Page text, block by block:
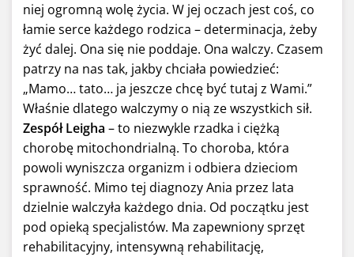
niej ogromną wolę życia. W jej oczach jest coś, co
łamie serce każdego rodzica – determinacja, żeby
żyć dalej. Ona się nie poddaje. Ona walczy. Czasem
patrzy na nas tak, jakby chciała powiedzieć:
„Mamo… tato… ja jeszcze chcę być tutaj z Wami.”
Właśnie dlatego walczymy o nią ze wszystkich sił.
Zespół Leigha – to niezwykle rzadka i ciężką
chorobę mitochondrialną. To choroba, która
powoli wyniszcza organizm i odbiera dzieciom
sprawność. Mimo tej diagnozy Ania przez lata
dzielnie walczyła każdego dnia. Od początku jest
pod opieką specjalistów. Ma zapewniony sprzęt
rehabilitacyjny, intensywną rehabilitację,